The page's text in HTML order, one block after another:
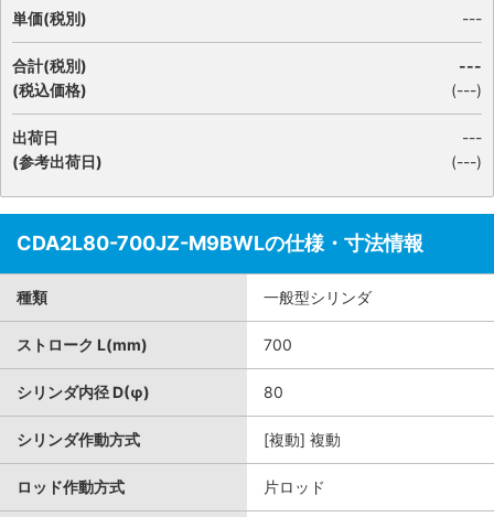
単価(税別) ---
合計(税別)
(税込価格)
---
(---)
出荷日
(参考出荷日)
---
(---)
CDA2L80-700JZ-M9BWLの仕様・寸法情報
種類 一般型シリンダ
ストローク L(mm) 700
シリンダ内径 D(φ) 80
シリンダ作動方式 [複動] 複動
ロッド作動方式 片ロッド